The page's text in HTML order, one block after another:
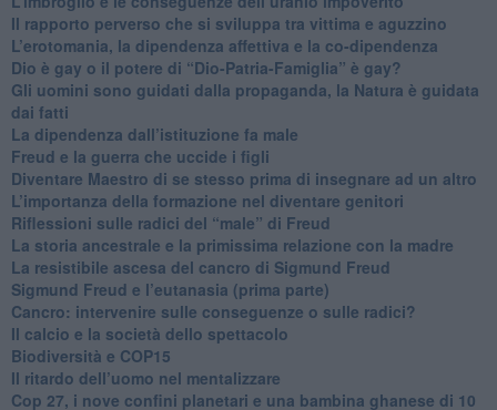
​Il rapporto perverso che si sviluppa tra vittima e aguzzino
L’erotomania, la dipendenza affettiva e la co-dipendenza
​Dio è gay o il potere di “Dio-Patria-Famiglia” è gay?
​Gli uomini sono guidati dalla propaganda, la Natura è guidata
dai fatti
La dipendenza dall’istituzione fa male
​Freud e la guerra che uccide i figli
​Diventare Maestro di se stesso prima di insegnare ad un altro
L’importanza della formazione nel diventare genitori
Riflessioni sulle radici del “male” di Freud
​La storia ancestrale e la primissima relazione con la madre
​La resistibile ascesa del cancro di Sigmund Freud
Sigmund Freud e l’eutanasia (prima parte)
Cancro: intervenire sulle conseguenze o sulle radici?
​Il calcio e la società dello spettacolo
Biodiversità e COP15
​Il ritardo dell’uomo nel mentalizzare
​Cop 27, i nove confini planetari e una bambina ghanese di 10